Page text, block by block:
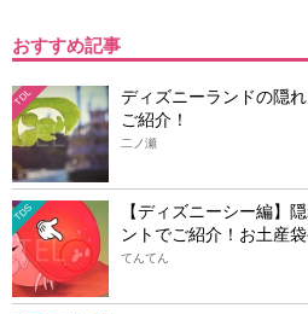
おすすめ記事
TDL
ディズニーランドの隠
ご紹介！
二ノ瀬
TDS
【ディズニーシー編】
ントでご紹介！お土産
てんてん